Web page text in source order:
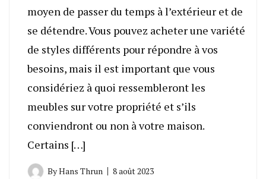
moyen de passer du temps à l’extérieur et de
se détendre. Vous pouvez acheter une variété
de styles différents pour répondre à vos
besoins, mais il est important que vous
considériez à quoi ressembleront les
meubles sur votre propriété et s’ils
conviendront ou non à votre maison.
Certains […]
ByHans Thrun 8 août 2023